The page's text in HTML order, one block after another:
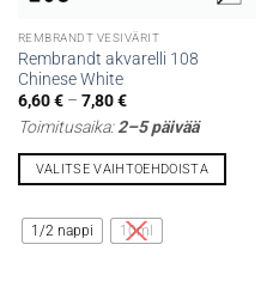
REMBRANDT VESIVÄRIT
Rembrandt akvarelli 108
Chinese White
6,60€ – 7,80€Hintaluokka:
-
Toimitusaika:2–5 päivää
VALITSE VAIHTOEHDOISTA
tuotteella
on
1/2 nappi 10ml